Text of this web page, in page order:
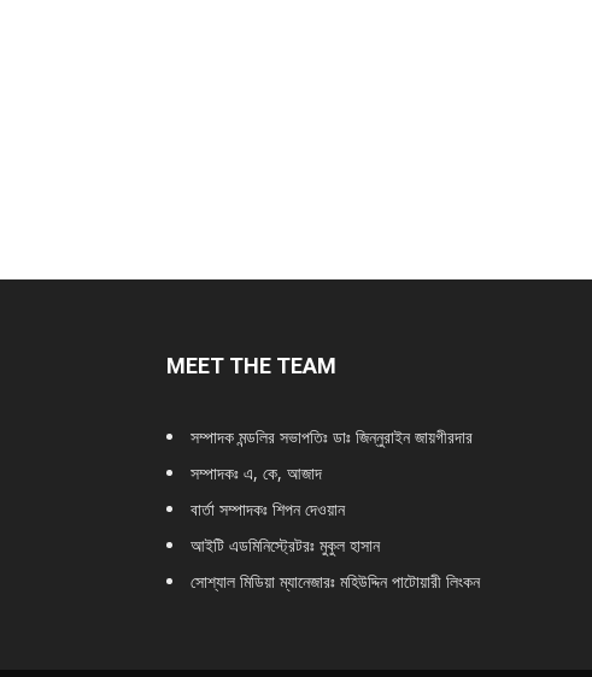
MEET THE TEAM
সম্পাদক মন্ডলির সভাপতিঃ ডাঃ জিন্নুরাইন জায়গীরদার
সম্পাদকঃ এ, কে, আজাদ
বার্তা সম্পাদকঃ শিপন দেওয়ান
আইটি এডমিনিস্ট্রেটরঃ মুকুল হাসান
সোশ্যাল মিডিয়া ম্যানেজারঃ মহিউদ্দিন পাটোয়ারী লিংকন